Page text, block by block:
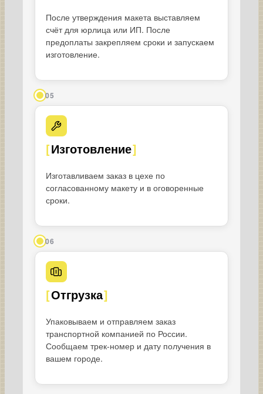
После утверждения макета выставляем
счёт для юрлица или ИП. После
предоплаты закрепляем сроки и запускаем
изготовление.
05
Изготовление
Изготавливаем заказ в цехе по
согласованному макету и в оговоренные
сроки.
06
Отгрузка
Упаковываем и отправляем заказ
транспортной компанией по России.
Сообщаем трек-номер и дату получения в
вашем городе.